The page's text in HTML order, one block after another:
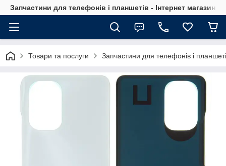
Запчастини для телефонів і планшетів - Інтернет магазин
Товари та послуги Запчастини для телефонів і